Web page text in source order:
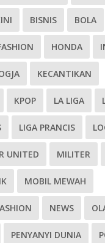
BISNIS BOLA
HONDA
KECANTIKAN
KPOP LA LIGA
LIGA PRANCIS
UNITED MILITER
MOBIL MEWAH
NEWS
PENYANYI DUNIA